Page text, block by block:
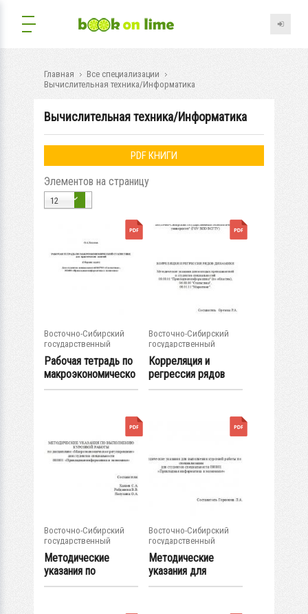
Главная
Все специализации
Вычислительная техника/Информатика
Вычислительная техника/Информатика
PDF КНИГИ
Элементов на страницу
12
Восточно-Сибирский
государственный
университет...
Рабочая тетрадь по
макроэкономическо
й статистике...
Восточно-Сибирский
государственный
университет...
Корреляция и
регрессия рядов
динамики :...
Восточно-Сибирский
государственный
университет...
Методические
указания по
выполнению
Восточно-Сибирский
государственный
университет...
Методические
указания для
выполнения